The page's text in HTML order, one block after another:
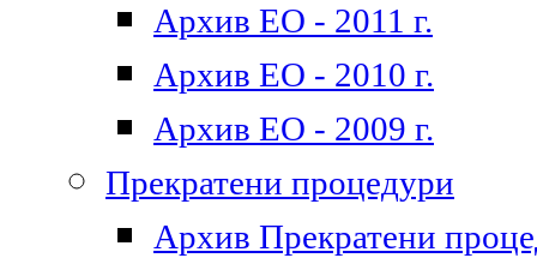
Архив ЕО - 2011 г.
Архив ЕО - 2010 г.
Архив ЕО - 2009 г.
Прекратени процедури
Архив Прекратени